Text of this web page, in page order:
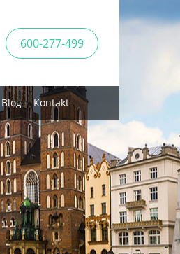
600-277-499
Blog Kontakt